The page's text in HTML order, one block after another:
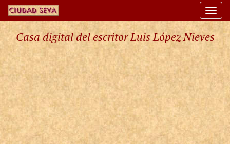
Casa digital del escritor Luis López Nieves